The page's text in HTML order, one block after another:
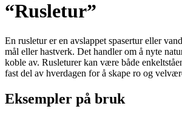
“Rusletur”
En rusletur er en avslappet spasertur eller
mål eller hastverk. Det handler om å nyte
koble av. Rusleturer kan være både
fast del av hverdagen for å skape ro og
Eksempler på bruk